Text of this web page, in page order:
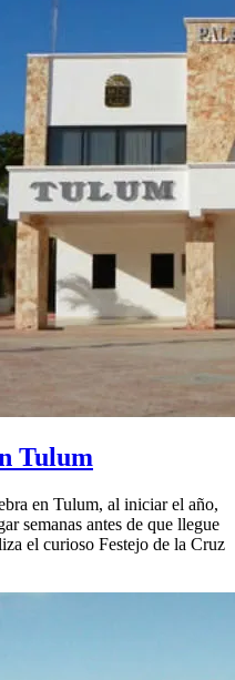
Tulum
en Tulum, al iniciar el año,
semanas antes de que llegue
el curioso Festejo de la Cruz